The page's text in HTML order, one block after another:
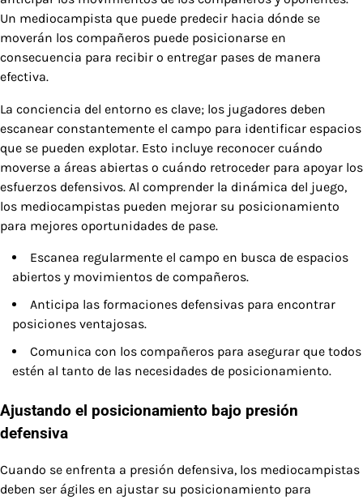
Un mediocampista que puede predecir hacia dónde se
moverán los compañeros puede posicionarse en
consecuencia para recibir o entregar pases de manera
efectiva.
La conciencia del entorno es clave; los jugadores deben
escanear constantemente el campo para identificar espacios
que se pueden explotar. Esto incluye reconocer cuándo
moverse a áreas abiertas o cuándo retroceder para apoyar los
esfuerzos defensivos. Al comprender la dinámica del juego,
los mediocampistas pueden mejorar su posicionamiento
para mejores oportunidades de pase.
Escanea regularmente el campo en busca de espacios
abiertos y movimientos de compañeros.
Anticipa las formaciones defensivas para encontrar
posiciones ventajosas.
Comunica con los compañeros para asegurar que todos
estén al tanto de las necesidades de posicionamiento.
Ajustando el posicionamiento bajo presión
defensiva
Cuando se enfrenta a presión defensiva, los mediocampistas
deben ser ágiles en ajustar su posicionamiento para